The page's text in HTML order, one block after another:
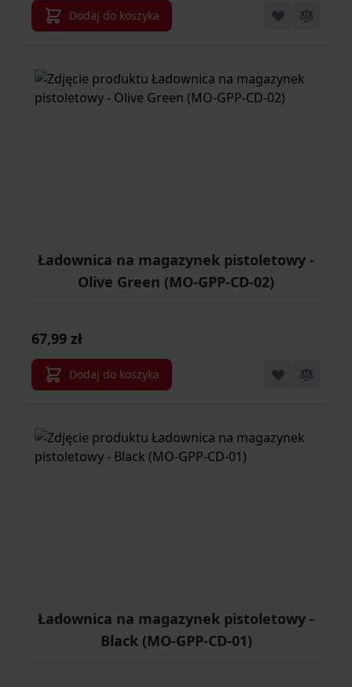
Dodaj do koszyka
Ładownica na magazynek pistoletowy -
Olive Green (MO-GPP-CD-02)
67,99 zł
Dodaj do koszyka
Ładownica na magazynek pistoletowy -
Black (MO-GPP-CD-01)